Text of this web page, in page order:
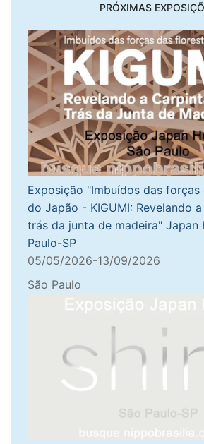
PRÓXIMAS
Exposição "Imbuídos das
do Japão - KIGUMI: Revelando
trás da junta de madeira" Japan
Paulo-SP
05/05/2026-13/09/2026
São Paulo